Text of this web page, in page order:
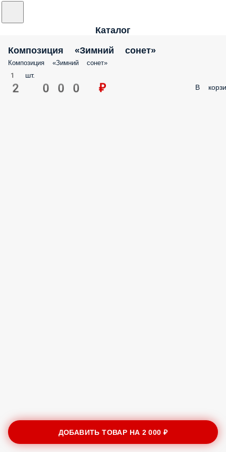
Каталог
Композиция «Зимний сонет»
Композиция «Зимний сонет»
1 шт.
2 000 ₽ В
ДОБАВИТЬ ТОВАР НА 2 000 ₽